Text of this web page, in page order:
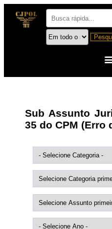
Sub Assunto
35 do CPM (Erro